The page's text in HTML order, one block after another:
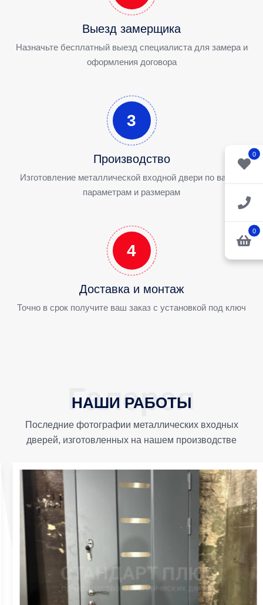
0
0
Выезд замерщика
Назначьте бесплатный выезд специалиста для замера и
оформления договора
3
Производство
Изготовление металлической входной двери по вашим
параметрам и размерам
4
Доставка и монтаж
Точно в срок получите ваш заказ с установкой под ключ
НАШИ РАБОТЫ
Последние фотографии металлических входных
дверей, изготовленных на нашем производстве